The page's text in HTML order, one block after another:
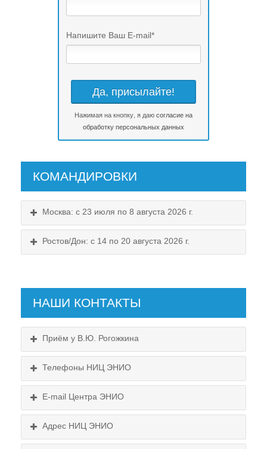
Напишите Ваш E-mail*
Нажимая на кнопку, я даюсогласие на
обработку персональных данных
КОМАНДИРОВКИ
Москва: с 23 июля по 8 августа 2026 г.
Схема проезда
Выходные:
Ростов/Дон: с 14 по 20 августа 2026 г.
Схема проезда
НАШИ КОНТАКТЫ
Приём у В.Ю. Рогожкина
Телефоны НИЦ ЭНИО
E-mail Центра ЭНИО
Адрес НИЦ ЭНИО